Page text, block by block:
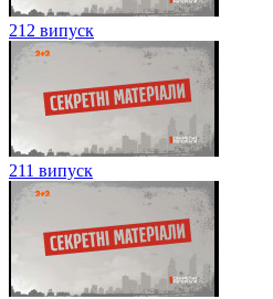
212 випуск
211 випуск